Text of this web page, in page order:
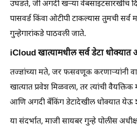
उघडते, जी अगदी खऱ्या वेबसाइटसारखीच
पासवर्ड किंवा ओटीपी टाकल्यास तुमची सर्व
गुन्हेगारांकडे पाठवली जाते.
iCloud खात्यामधील सर्व डेटा
तज्ज्ञांच्या मते, जर फसवणूक करणाऱ्यांनी
खात्यात प्रवेश मिळवला, तर त्यांची वैयक्तिक
आणि अगदी बँकिंग डेटादेखील धोक्यात येऊ
या संदर्भात, माजी सायबर गुन्हे पोलीस